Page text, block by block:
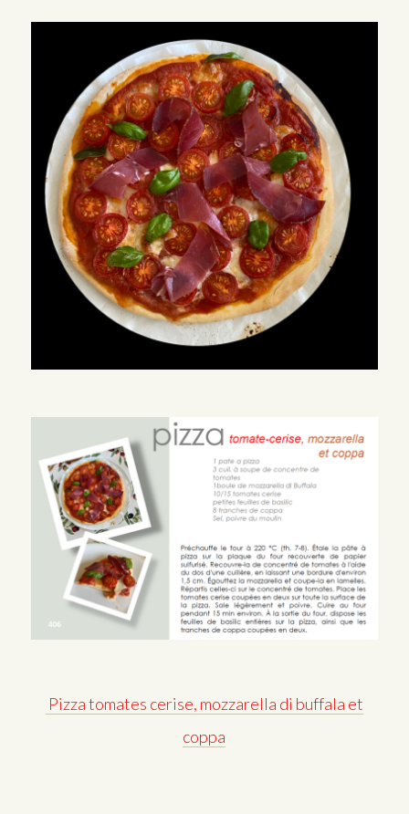
Pizza tomates cerise, mozzarella di buffala et
coppa